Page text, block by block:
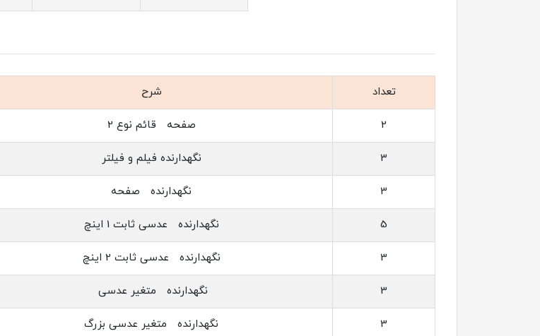
تعداد شرح
2 صفحه قائم نوع 2
3 نگه‏دارنده فیلم و فیلتر
3 نگه‏دارنده صفحه
5 نگه‏دارنده عدسی ثابت 1 اینچ
3 نگه‏دارنده عدسی ثابت 2 اینچ
3 نگه‏دارنده متغیر عدسی
3 نگه‏دارنده متغیر عدسی بزرگ